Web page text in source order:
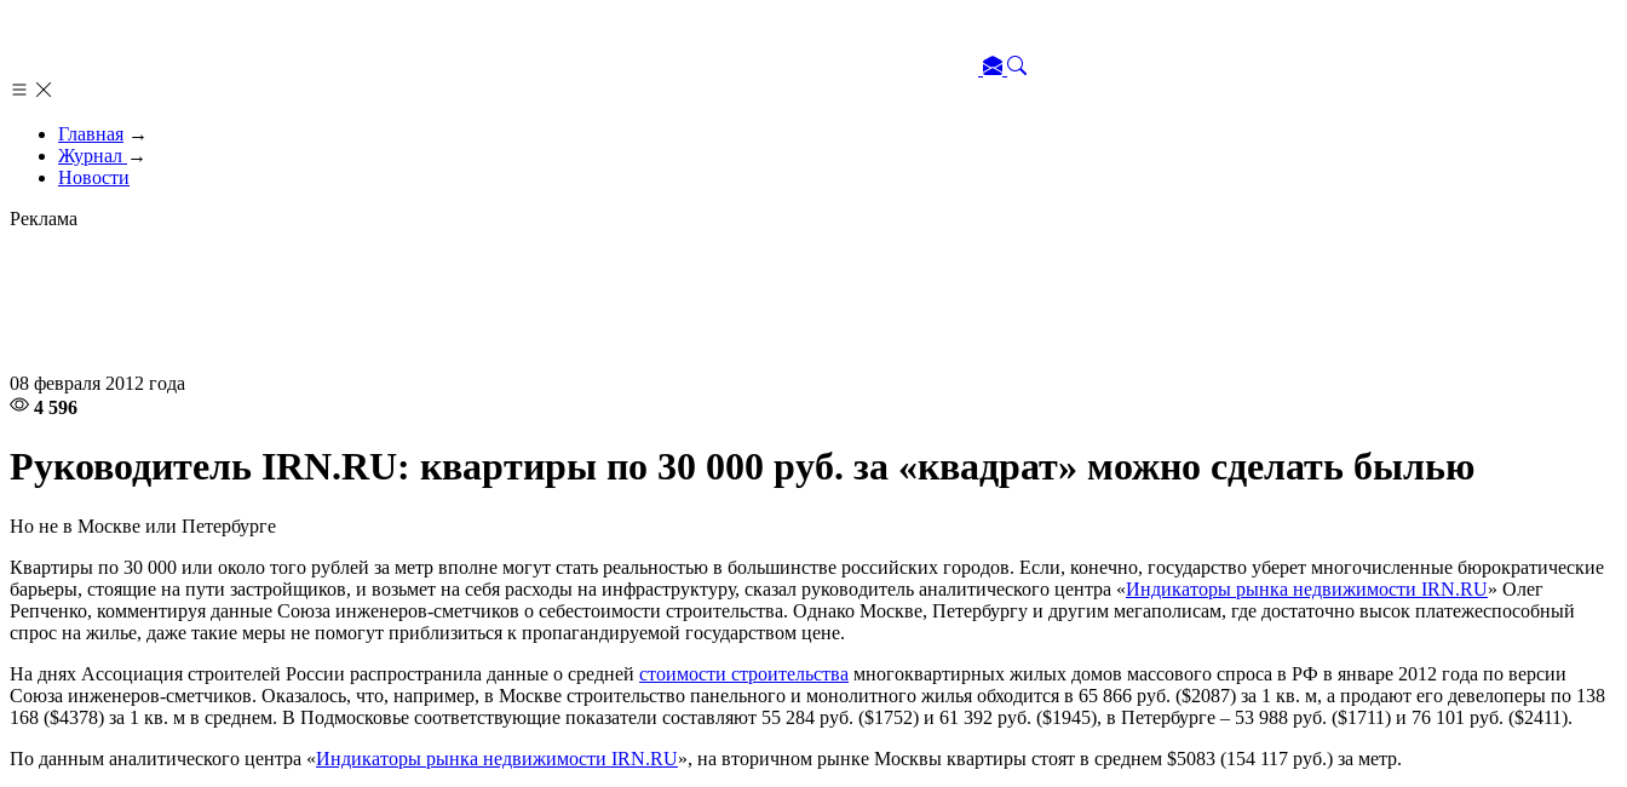
Главная →
Журнал →
Новости
Реклама
08 февраля 2012 года
4 596
Руководитель IRN.RU: квартиры по 30 000 руб. за «квадрат» можно сделать былью
Но не в Москве или Петербурге
Квартиры по 30 000 или около того рублей за метр вполне могут стать реальностью в большинстве российских городов. Если, конечно, государство уберет многочисленные бюрократические
барьеры, стоящие на пути застройщиков, и возьмет на себя расходы на инфраструктуру, сказал руководитель аналитического центра «Индикаторы рынка недвижимости IRN.RU» Олег
Репченко, комментируя данные Союза инженеров-сметчиков о себестоимости строительства. Однако Москве, Петербургу и другим мегаполисам, где достаточно высок платежеспособный
спрос на жилье, даже такие меры не помогут приблизиться к пропагандируемой государством цене.
На днях Ассоциация строителей России распространила данные о средней стоимости строительства многоквартирных жилых домов массового спроса в РФ в январе 2012 года по версии
Союза инженеров-сметчиков. Оказалось, что, например, в Москве строительство панельного и монолитного жилья обходится в 65 866 руб. ($2087) за 1 кв. м, а продают его девелоперы по 138
168 ($4378) за 1 кв. м в среднем. В Подмосковье соответствующие показатели составляют 55 284 руб. ($1752) и 61 392 руб. ($1945), в Петербурге – 53 988 руб. ($1711) и 76 101 руб. ($2411).
По данным аналитического центра «Индикаторы рынка недвижимости IRN.RU», на вторичном рынке Москвы квартиры стоят в среднем $5083 (154 117 руб.) за метр.